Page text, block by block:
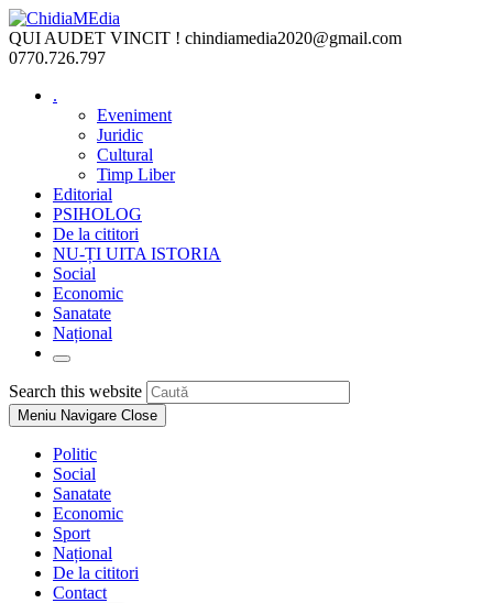
Skip
to
content
QUI AUDET VINCIT ! chindiamedia2020@gmail.com
0770.726.797
.
Eveniment
Juridic
Cultural
Timp Liber
Editorial
PSIHOLOG
De la cititori
NU-ȚI UITA ISTORIA
Social
Economic
Sanatate
Național
Toggle
website
search
Search this website
Escape
Meniu Navigare Close
Politic
Social
Sanatate
Economic
Sport
Național
De la cititori
Contact